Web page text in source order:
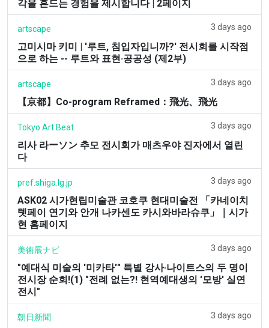
각을 흔드는 경험을 제시합니다 | 2페이지
artscape 3 days ago
고미시마 키미 | '루트, 침입자입니까?' 전시회를 시작점
으로 하는 -- 루트와 표현·공공성 (제2부)
artscape 3 days ago
【京都】Co-program Reframed：飛光、飛光
Tokyo Art Beat 3 days ago
리사 라ーソン 추모 전시회가 매츠우야 진자에서 열린
다
pref.shiga.lg.jp 3 days ago
ASK02 시가현립미술관 코호쿠 현대미술전 「카네이치
텟페이 연기와 안개 나카센도 카시와바라슈쿠」｜시가
현 홈페이지
美術展ナビ 3 days ago
"예대식 미술의 '미카타'" 특별 강사·나이트스의 두 명이
전시장 순회!(1) "전례 없는?! 현역예대생의 '모방' 실연
전시"
朝日新聞 3 days ago